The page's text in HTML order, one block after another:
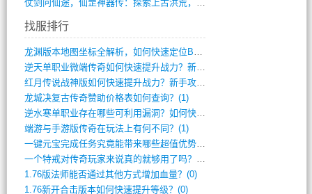
仗剑问仙途，仙罡神器传：探索上古洪荒，揭(813)
找服排行
龙渊版本地图坐标全解析，如何快速定位BO(3)
逆天单职业微端传奇如何快速提升战力？新手(2)
红月传说战神版如何快速提升战力？新手攻略(2)
龙城决复古传奇赞助价格表如何查询？(1)
逆水寒单职业存在哪些可利用漏洞？如何快速(1)
端游与手游版传奇在玩法上有何不同？(1)
一键元宝完成任务究竟能带来哪些超值优势？(0)
一个特戒对传奇玩家来说真的就够用了吗？(0)
1.76版法师能否通过其他方式增加血量？(0)
1.76新开合击版本如何快速提升等级？(0)